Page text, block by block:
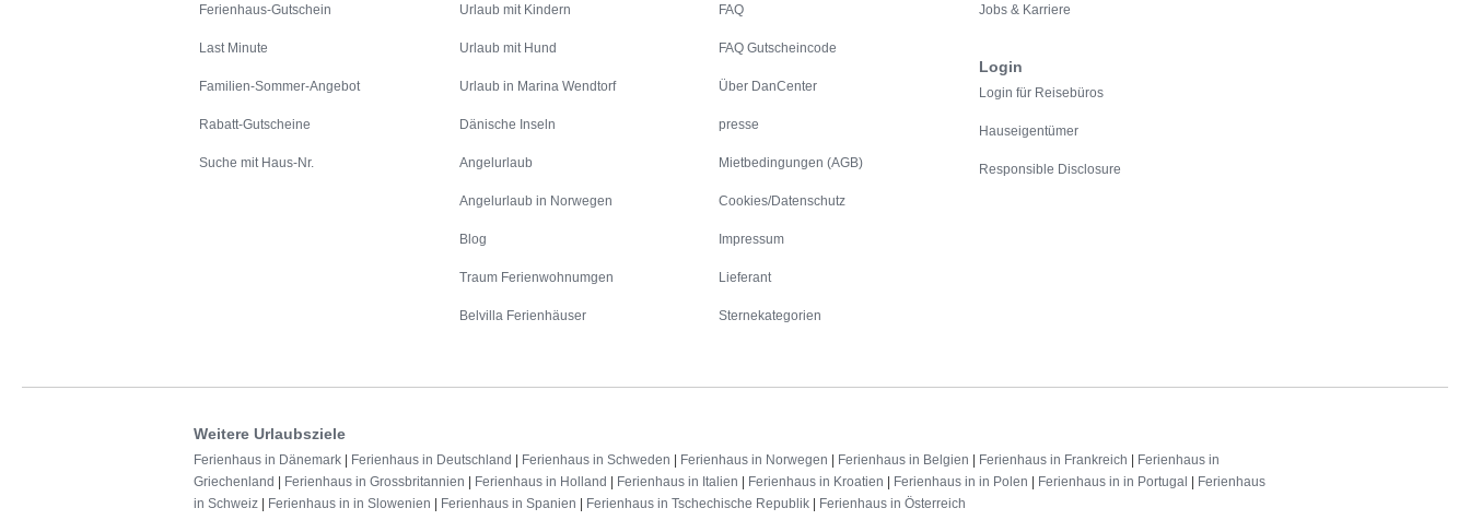
Ferienhaus-Gutschein
Last Minute
Familien-Sommer-Angebot
Rabatt-Gutscheine
Suche mit Haus-Nr.
Urlaub mit Kindern
Urlaub mit Hund
Urlaub in Marina Wendtorf
Dänische Inseln
Angelurlaub
Angelurlaub in Norwegen
Blog
Traum Ferienwohnumgen
Belvilla Ferienhäuser
FAQ
FAQ Gutscheincode
Über DanCenter
presse
Mietbedingungen (AGB)
Cookies/Datenschutz
Impressum
Lieferant
Sternekategorien
Jobs & Karriere
Login
Login für Reisebüros
Hauseigentümer
Responsible Disclosure
Weitere Urlaubsziele
Ferienhaus in Dänemark | Ferienhaus in Deutschland | Ferienhaus in Schweden | Ferienhaus in Norwegen | Ferienhaus in Belgien | Ferienhaus in Frankreich | Ferienhaus in
Griechenland | Ferienhaus in Grossbritannien | Ferienhaus in Holland | Ferienhaus in Italien | Ferienhaus in Kroatien | Ferienhaus in in Polen | Ferienhaus in in Portugal | Ferienhaus
in Schweiz | Ferienhaus in in Slowenien | Ferienhaus in Spanien | Ferienhaus in Tschechische Republik | Ferienhaus in Österreich